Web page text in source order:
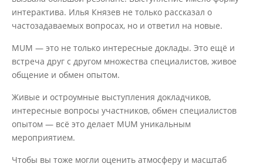
интерактива. Илья Князев не только рассказал о
частозадаваемых вопросах, но и ответил на новые.
MUM — это не только интересные доклады. Это ещё и
встреча друг с другом множества специалистов, живое
общение и обмен опытом.
Живые и остроумные выступления докладчиков,
интересные вопросы участников, обмен специалистов
опытом — всё это делает MUM уникальным
мероприятием.
Чтобы вы тоже могли оценить атмосферу и масштаб